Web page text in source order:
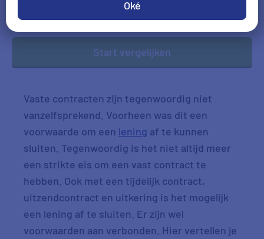
Oké
Start vergelijken
Vaste contracten zijn tegenwoordig niet
vanzelfsprekend. Voorheen was dit een
voorwaarde om een lening af te kunnen
sluiten. Tegenwoordig is het niet altijd meer
een strikte eis om een vast contract te
hebben. Ook met een tijdelijk contract,
uitzendcontract en uitkering is het mogelijk
een lening af te sluiten. Er zijn wel
voorwaarden aan verbonden. Hier vertellen je